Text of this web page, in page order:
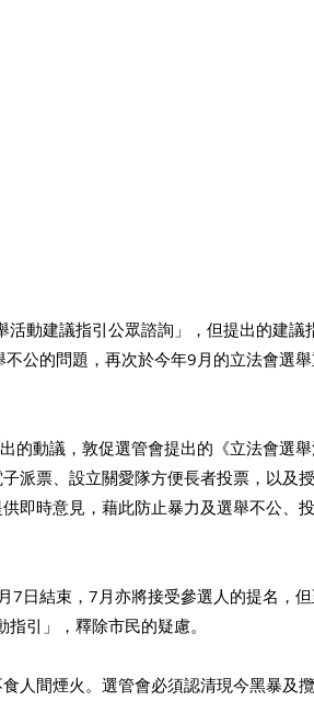
動建議指引公眾諮詢」，但提出的建議
公的問題，再次於今年9月的立法會選
的動議，敦促選管會提出的《立法會選
派票、設立關愛隊方便長者投票，以及
即時意見，藉此防止暴力及選舉不公、
7日結束，7月亦將接受參選人的提名，
引」，釋除市民的疑慮。
人間煙火。選管會必須認清現今黑暴及